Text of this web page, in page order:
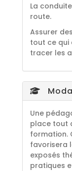
La
route.
Assurer
tout ce qui
tracer les
Une
place tout
formation.
favorisera
exposés
pratiques